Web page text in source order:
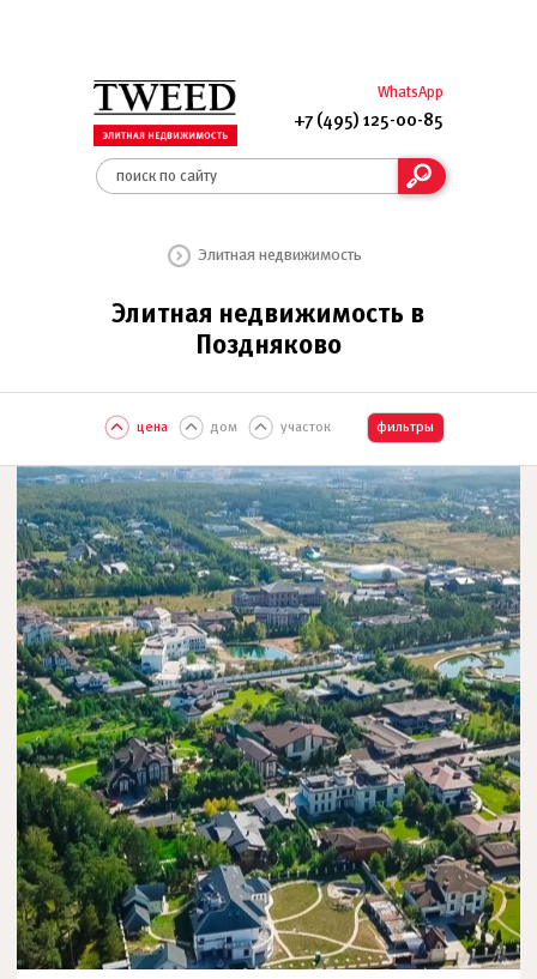
WhatsApp
+7 (495) 125-00-85
Элитная недвижимость
Элитная недвижимость в
Поздняково
цена дом участок фильтры